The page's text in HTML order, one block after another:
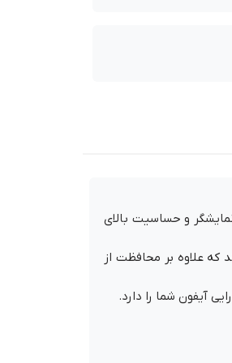
و حساسیت بالای
شده‌اند که علاوه بر محافظت از
آیفون شما را دارد.